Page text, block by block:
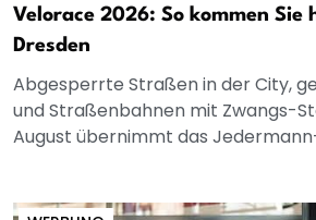
Velorace 2026: So kommen Sie
Dresden
Abgesperrte Straßen in der City,
und Straßenbahnen mit Zwangs-
August übernimmt das